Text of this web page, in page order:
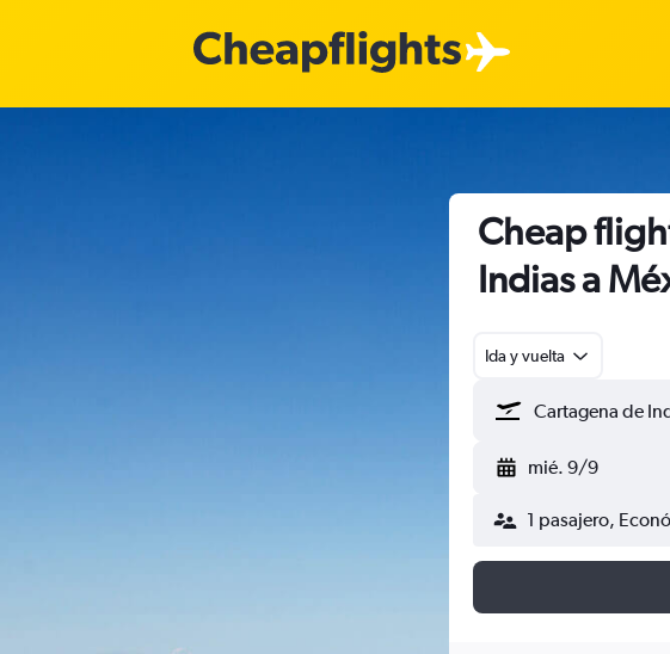
Cheap
Indias a
Ida y vuelta
mié. 9/9
1 pasajero,